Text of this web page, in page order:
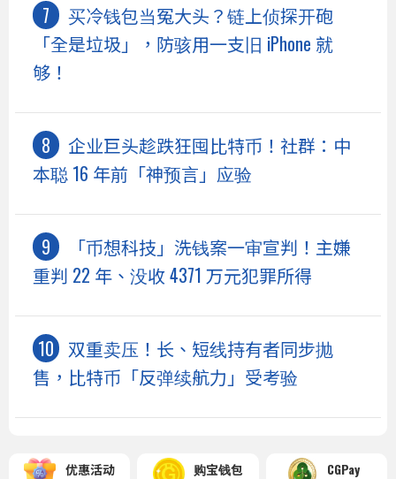
买冷钱包当冤大头？链上侦探开砲
「全是垃圾」，防骇用一支旧 iPhone 就
够！
企业巨头趁跌狂囤比特币！社群：中
本聪 16 年前「神预言」应验
「币想科技」洗钱案一审宣判！主嫌
重判 22 年、没收 4371 万元犯罪所得
双重卖压！长、短线持有者同步抛
售，比特币「反弹续航力」受考验
优惠活动 购宝钱包 CGPay